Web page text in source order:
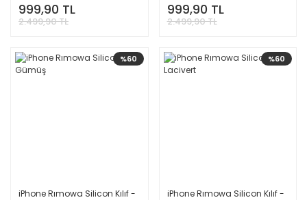
999,90 TL
2.499,90 TL
999,90 TL
2.499,90 TL
%60
iPhone Rımowa Silicon Kılıf -
%60
iPhone Rımowa Silicon Kılıf -